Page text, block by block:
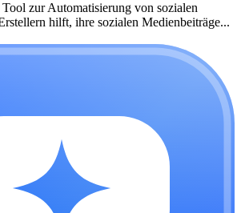
zur Automatisierung von sozialen
hilft, ihre sozialen Medienbeiträge...